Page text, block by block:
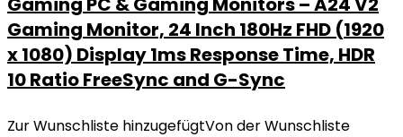
Gaming Monitor, 24 Inch 180Hz FHD (1920
x 1080) Display 1ms Response Time, HDR
10 Ratio FreeSync and G-Sync
Zur Wunschliste hinzugefügtVon der Wunschliste